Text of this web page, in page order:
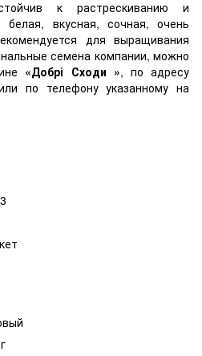
к растрескиванию и
белая, вкусная, сочная, очень
для выращивания
семена компании, можно
«Добрі Сходи », по адресу
по телефону указанному на